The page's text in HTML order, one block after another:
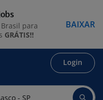
Login
para
GRÁTIS!!
BAIXAR